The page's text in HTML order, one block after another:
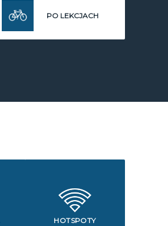
PO LEKCJACH
HOTSPOTY